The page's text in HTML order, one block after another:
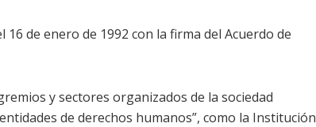
de enero de 1992 con la firma del Acuerdo de
y sectores organizados de la sociedad
de derechos humanos”, como la Institución